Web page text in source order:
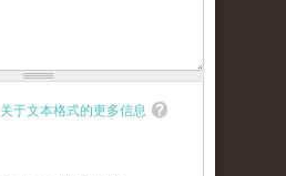
关于文本格式的更多信息